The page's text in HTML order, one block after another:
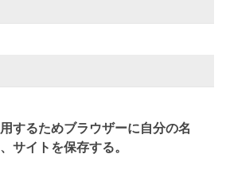
するためブラウザーに自分の名
サイトを保存する。